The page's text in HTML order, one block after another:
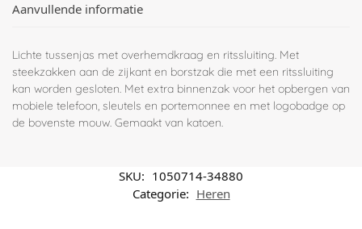
Aanvullende informatie
Lichte tussenjas met overhemdkraag en ritssluiting. Met
steekzakken aan de zijkant en borstzak die met een ritssluiting
kan worden gesloten. Met extra binnenzak voor het opbergen van
mobiele telefoon, sleutels en portemonnee en met logobadge op
de bovenste mouw. Gemaakt van katoen.
SKU: 1050714-34880
Categorie: Heren